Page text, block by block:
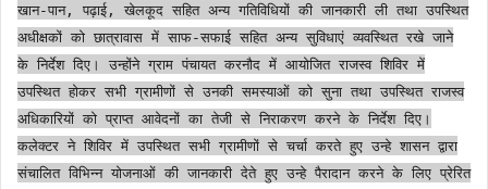
खान-पान, पढ़ाई, खेलकूद सहित अन्य गतिविधियों की जानकारी ली तथा उपस्थित
अधीक्षकों को छात्रावास में साफ-सफाई सहित अन्य सुविधाएं व्यवस्थित रखे जाने
के निर्देश दिए। उन्होंने ग्राम पंचायत करनौद में आयोजित राजस्व शिविर में
उपस्थित होकर सभी ग्रामीणों से उनकी समस्याओं को सुना तथा उपस्थित राजस्व
अधिकारियों को प्राप्त आवेदनों का तेजी से निराकरण करने के निर्देश दिए।
कलेक्टर ने शिविर में उपस्थित सभी ग्रामीणों से चर्चा करते हुए उन्हे शासन द्वारा
संचालित विभिन्न योजनाओं की जानकारी देते हुए उन्हे पैरादान करने के लिए प्रेरित